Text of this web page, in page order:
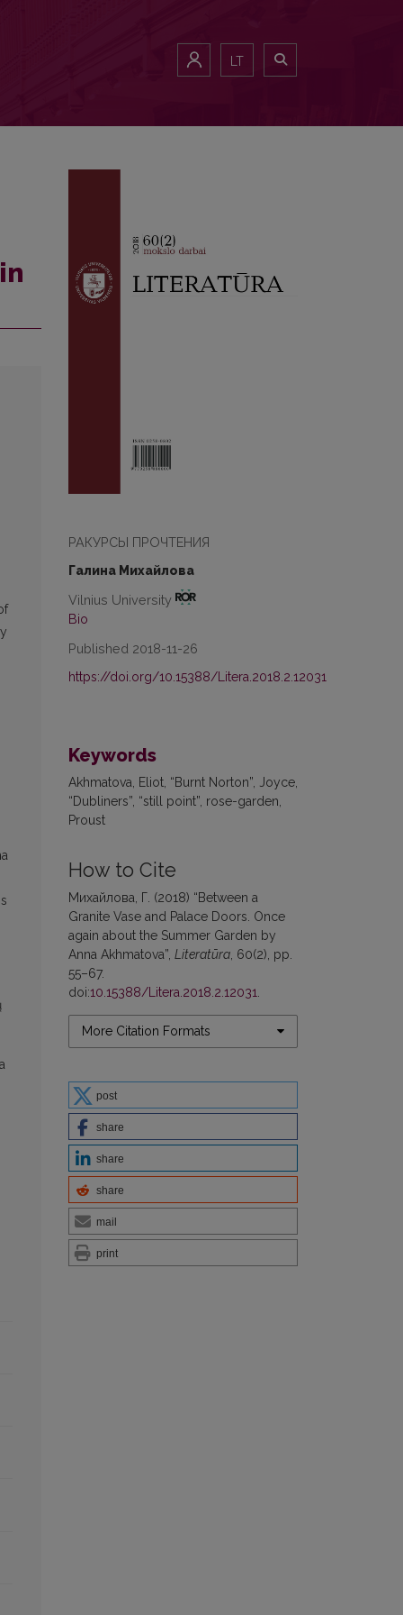
LT
РАКУРСЫ ПРОЧТЕНИЯ
Галина Михайлова
Vilnius University
Bio
Published 2018-11-26
https://doi.org/10.15388/Litera.2018.2.12031
Keywords
Akhmatova, Eliot, “Burnt Norton”, Joyce,
“Dubliners”, “still point”, rose-garden,
Proust
How to Cite
Михайлова, Г. (2018) “Between a
Granite Vase and Palace Doors. Once
again about the Summer Garden by
Anna Akhmatova”, Literatūra , 60(2), pp.
55–67.
doi:10.15388/Litera.2018.2.12031
More Citation Formats
post
share
share
share
mail
print